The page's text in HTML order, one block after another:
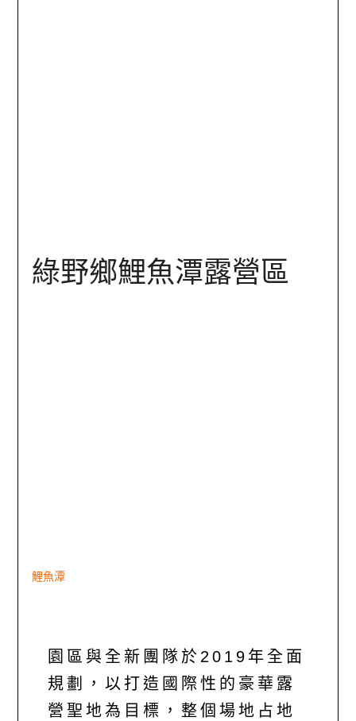
綠野鄉鯉魚潭露營區
鯉魚潭
園區與全新團隊於2019年全面
規劃，以打造國際性的豪華露
營聖地為目標，整個場地占地